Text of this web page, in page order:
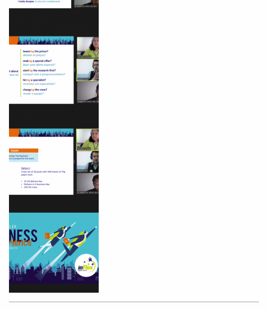
Você é aluno inFlux?
Sim
VOLTAR